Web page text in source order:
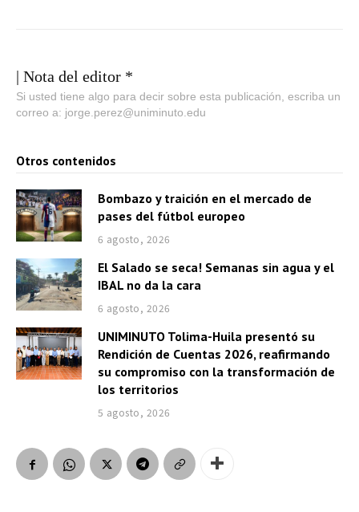
| Nota del editor *
Si usted tiene algo para decir sobre esta publicación, escriba un
correo a: jorge.perez@uniminuto.edu
Otros contenidos
Bombazo y traición en el mercado de
pases del fútbol europeo
6 agosto, 2026
El Salado se seca! Semanas sin agua y el
IBAL no da la cara
6 agosto, 2026
UNIMINUTO Tolima-Huila presentó su
Rendición de Cuentas 2026, reafirmando
su compromiso con la transformación de
los territorios
5 agosto, 2026